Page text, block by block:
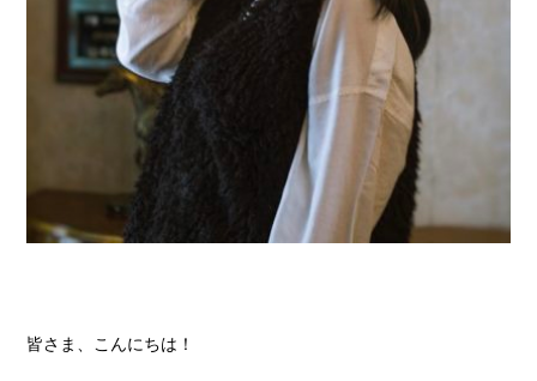
皆さま、こんにちは！